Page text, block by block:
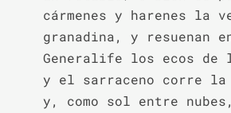
cármenes y harenes la
granadina, y resuenan
Generalife los ecos de
y el sarraceno corre la
y, como sol entre